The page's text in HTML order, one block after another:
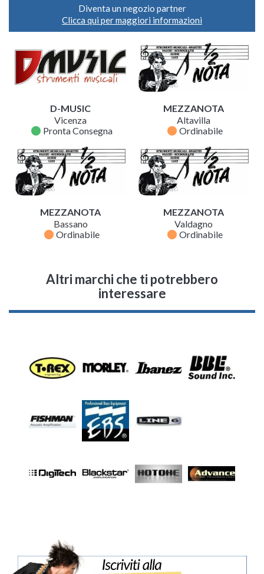
Diventa un negozio partner
Clicca qui per maggiori informazioni
D-MUSIC
Vicenza
fiber_manual_record Pronta Consegna
MEZZANOTA
Altavilla
fiber_manual_record Ordinabile
MEZZANOTA
Bassano
fiber_manual_record Ordinabile
MEZZANOTA
Valdagno
fiber_manual_record Ordinabile
Altri marchi che ti potrebbero
interessare